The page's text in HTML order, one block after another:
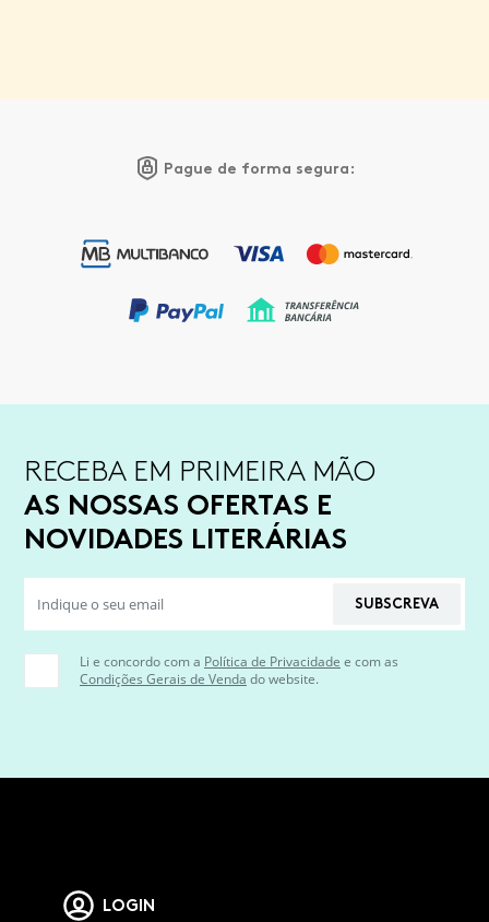
Pague de forma segura:
RECEBA EM PRIMEIRA MÃO
AS NOSSAS OFERTAS E
NOVIDADES LITERÁRIAS
SUBSCREVA
Li e concordo com a Política de Privacidade e com as
Condições Gerais de Venda do website.
LOGIN